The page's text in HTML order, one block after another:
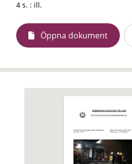
4 s. : ill.
Öppna dokument